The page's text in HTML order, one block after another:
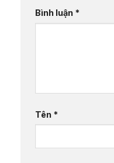
Bình luận *
Tên *